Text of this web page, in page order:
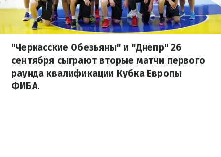
"Черкасские Обезьяны" и "Днепр" 26
сентября сыграют вторые матчи первого
раунда квалификации Кубка Европы
ФИБА.